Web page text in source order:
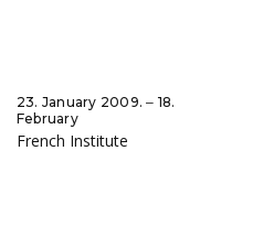
23. January 2009. ‒ 18.
February
French Institute